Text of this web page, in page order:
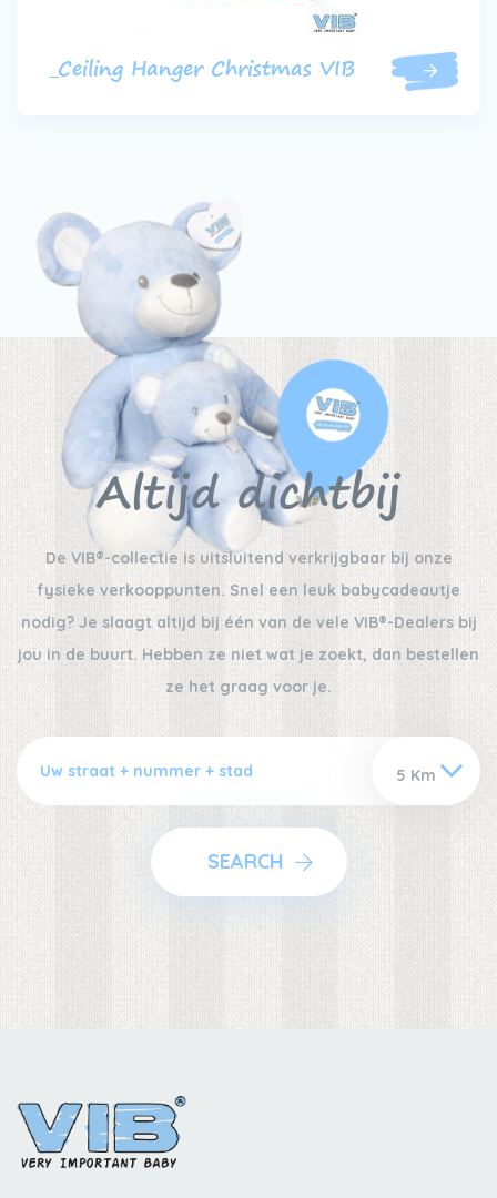
_Ceiling Hanger Christmas VIB
Altijd dichtbij
De VIB®-collectie is uitsluitend verkrijgbaar bij onze
fysieke verkooppunten. Snel een leuk babycadeautje
nodig? Je slaagt altijd bij één van de vele VIB®-Dealers bij
jou in de buurt. Hebben ze niet wat je zoekt, dan bestellen
ze het graag voor je.
SEARCH